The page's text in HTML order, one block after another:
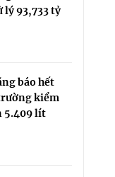
lý 93,733 tỷ
báo hết
kiểm
5.409 lít